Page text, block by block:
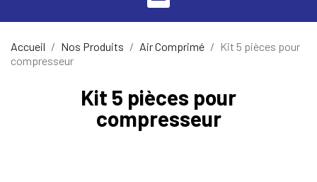
Accueil Nos Produits Air Comprimé
Kit 5 pièces pour
compresseur
Kit 5 pièces pour
compresseur